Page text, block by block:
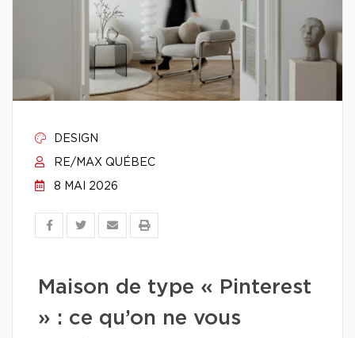
DESIGN
RE/MAX QUÉBEC
8 MAI 2026
Maison de type « Pinterest
» : ce qu’on ne vous